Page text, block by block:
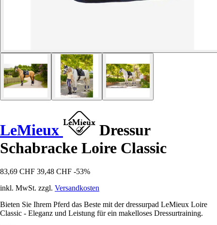
LeMieux
Dressur
Schabracke Loire Classic
83,69 CHF 39,48 CHF -53%
inkl. MwSt. zzgl. Versandkosten
Bieten Sie Ihrem Pferd das Beste mit der dressurpad LeMieux Loire
Classic - Eleganz und Leistung für ein makelloses Dressurtraining.